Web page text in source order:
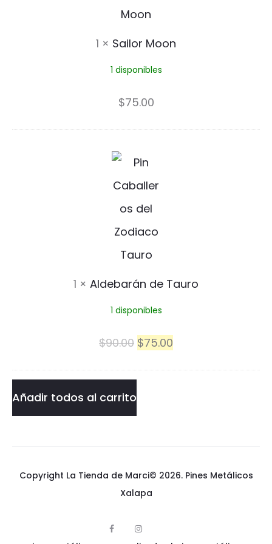
o
o
o
1 × Sailor Moon
1 disponibles
$75.00
A
l
d
e
b
á
n
r
o
1 × Aldebarán de Tauro
1 disponibles
$90.00 El
$75.00
Añadir todos al carrito
Copyright La Tienda de Marci© 2026.Pines Metálicos
Xalapa